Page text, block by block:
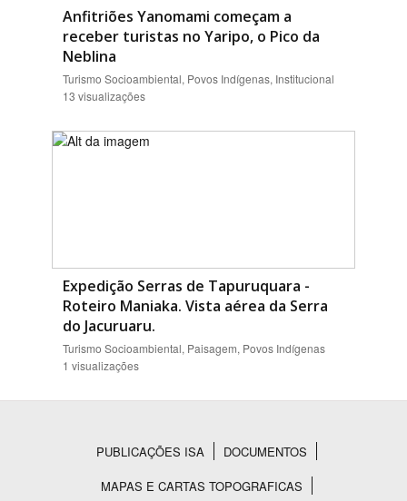
Anfitriões Yanomami começam a
receber turistas no Yaripo, o Pico da
Neblina
Turismo Socioambiental, Povos Indígenas, Institucional
13 visualizações
Expedição Serras de Tapuruquara -
Roteiro Maniaka. Vista aérea da Serra
do Jacuruaru.
Turismo Socioambiental, Paisagem, Povos Indígenas
1 visualizações
Rodapé
PUBLICAÇÕES ISA
DOCUMENTOS
MAPAS E CARTAS TOPOGRAFICAS